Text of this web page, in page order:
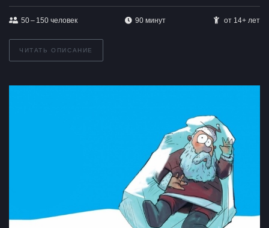
50 – 150 человек 90 минут от 14+ лет
ЧИТАТЬ ОПИСАНИЕ